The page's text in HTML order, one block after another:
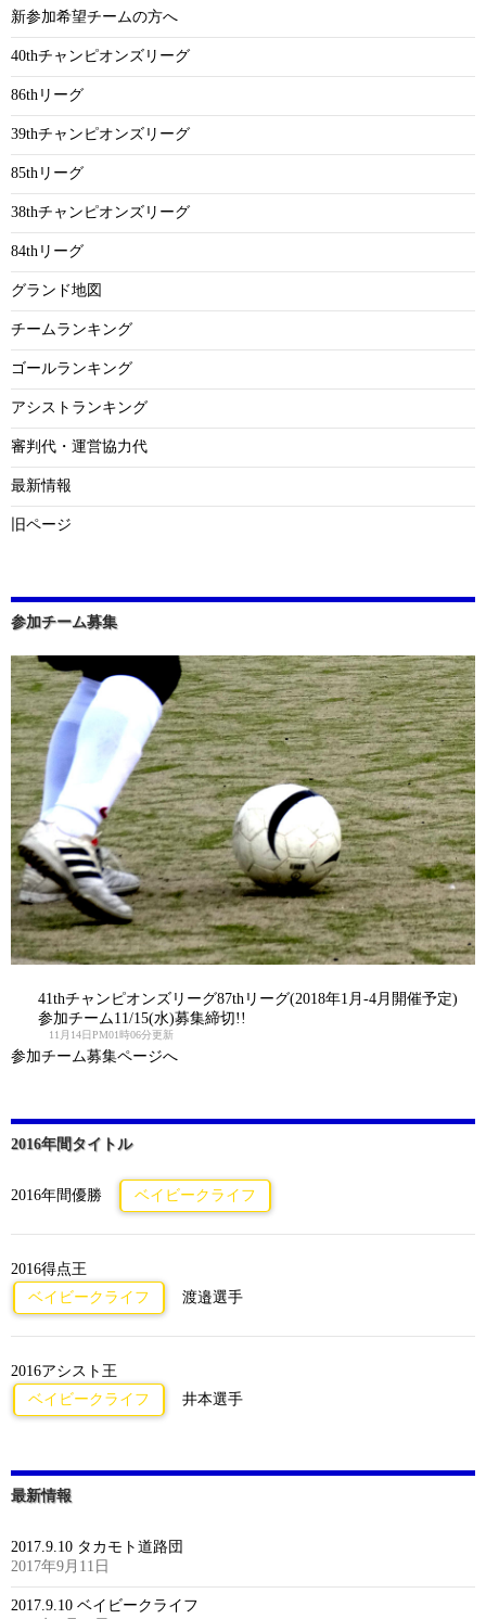
新参加希望チームの方へ
40thチャンピオンズリーグ
86thリーグ
39thチャンピオンズリーグ
85thリーグ
38thチャンピオンズリーグ
84thリーグ
グランド地図
チームランキング
ゴールランキング
アシストランキング
審判代・運営協力代
最新情報
旧ページ
参加チーム募集
41thチャンピオンズリーグ87thリーグ(2018年1月-4月開催予定)
参加チーム11/15(水)募集締切!!
11月14日PM01時06分更新
参加チーム募集ページへ
2016年間タイトル
2016年間優勝 ベイビークライフ
2016得点王
ベイビークライフ
渡邉選手
2016アシスト王
ベイビークライフ
井本選手
最新情報
2017.9.10 タカモト道路団
2017年9月11日
2017.9.10 ベイビークライフ